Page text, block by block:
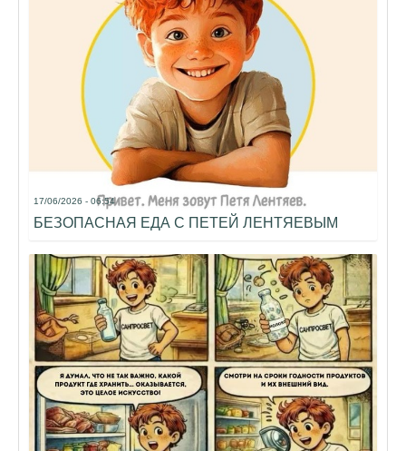
17/06/2026 - 06:54
БЕЗОПАСНАЯ ЕДА С ПЕТЕЙ ЛЕНТЯЕВЫМ